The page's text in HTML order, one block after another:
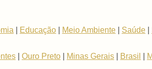
Educação Meio Ambiente Saúde
Ouro Preto Minas Gerais Brasil